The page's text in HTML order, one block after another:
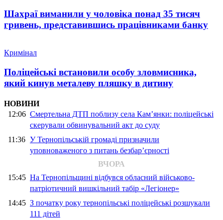
Шахраї виманили у чоловіка понад 35 тисяч
гривень, представившись працівниками банку
Кримінал
Поліцейські встановили особу зловмисника,
який кинув металеву пляшку в дитину
НОВИНИ
12:06 Смертельна ДТП поблизу села Кам’янки: поліцейські
скерували обвинувальний акт до суду
11:36 У Тернопільській громаді призначили
уповноваженого з питань безбар’єрності
ВЧОРА
15:45 На Тернопільщині відбувся обласний військово-
патріотичний вишкільний табір «Легіонер»
14:45 З початку року тернопільські поліцейські розшукали
111 дітей